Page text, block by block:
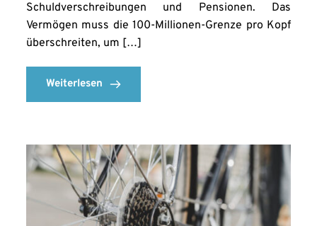
Schuldverschreibungen und Pensionen. Das
Vermögen muss die 100-Millionen-Grenze pro Kopf
überschreiten, um […]
Weiterlesen